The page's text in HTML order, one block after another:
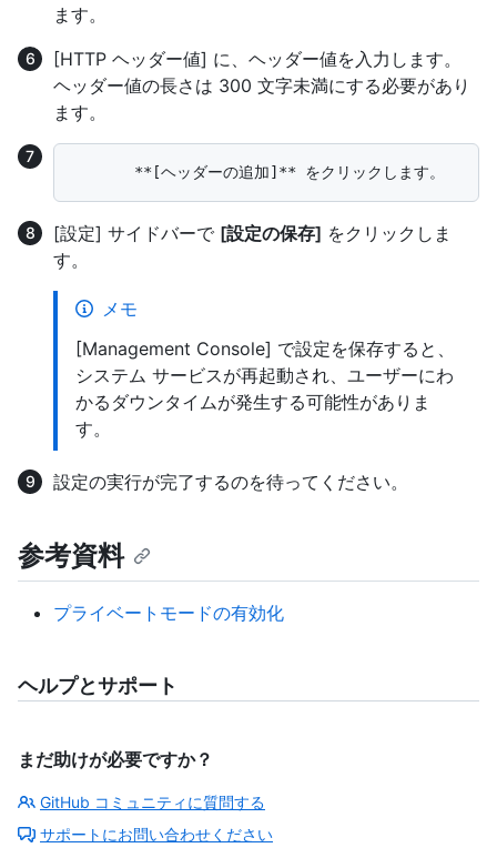
ます。
[HTTP ヘッダー値] に、ヘッダー値を入力します。
ヘッダー値の長さは 300 文字未満にする必要があり
ます。
[設定] サイドバーで [設定の保存] をクリックしま
す。
メモ
[Management Console] で設定を保存すると、
システム サービスが再起動され、ユーザーにわ
かるダウンタイムが発生する可能性がありま
す。
設定の実行が完了するのを待ってください。
参考資料
プライベートモードの有効化
ヘルプとサポート
まだ助けが必要ですか？
GitHub コミュニティに質問する
サポートにお問い合わせください